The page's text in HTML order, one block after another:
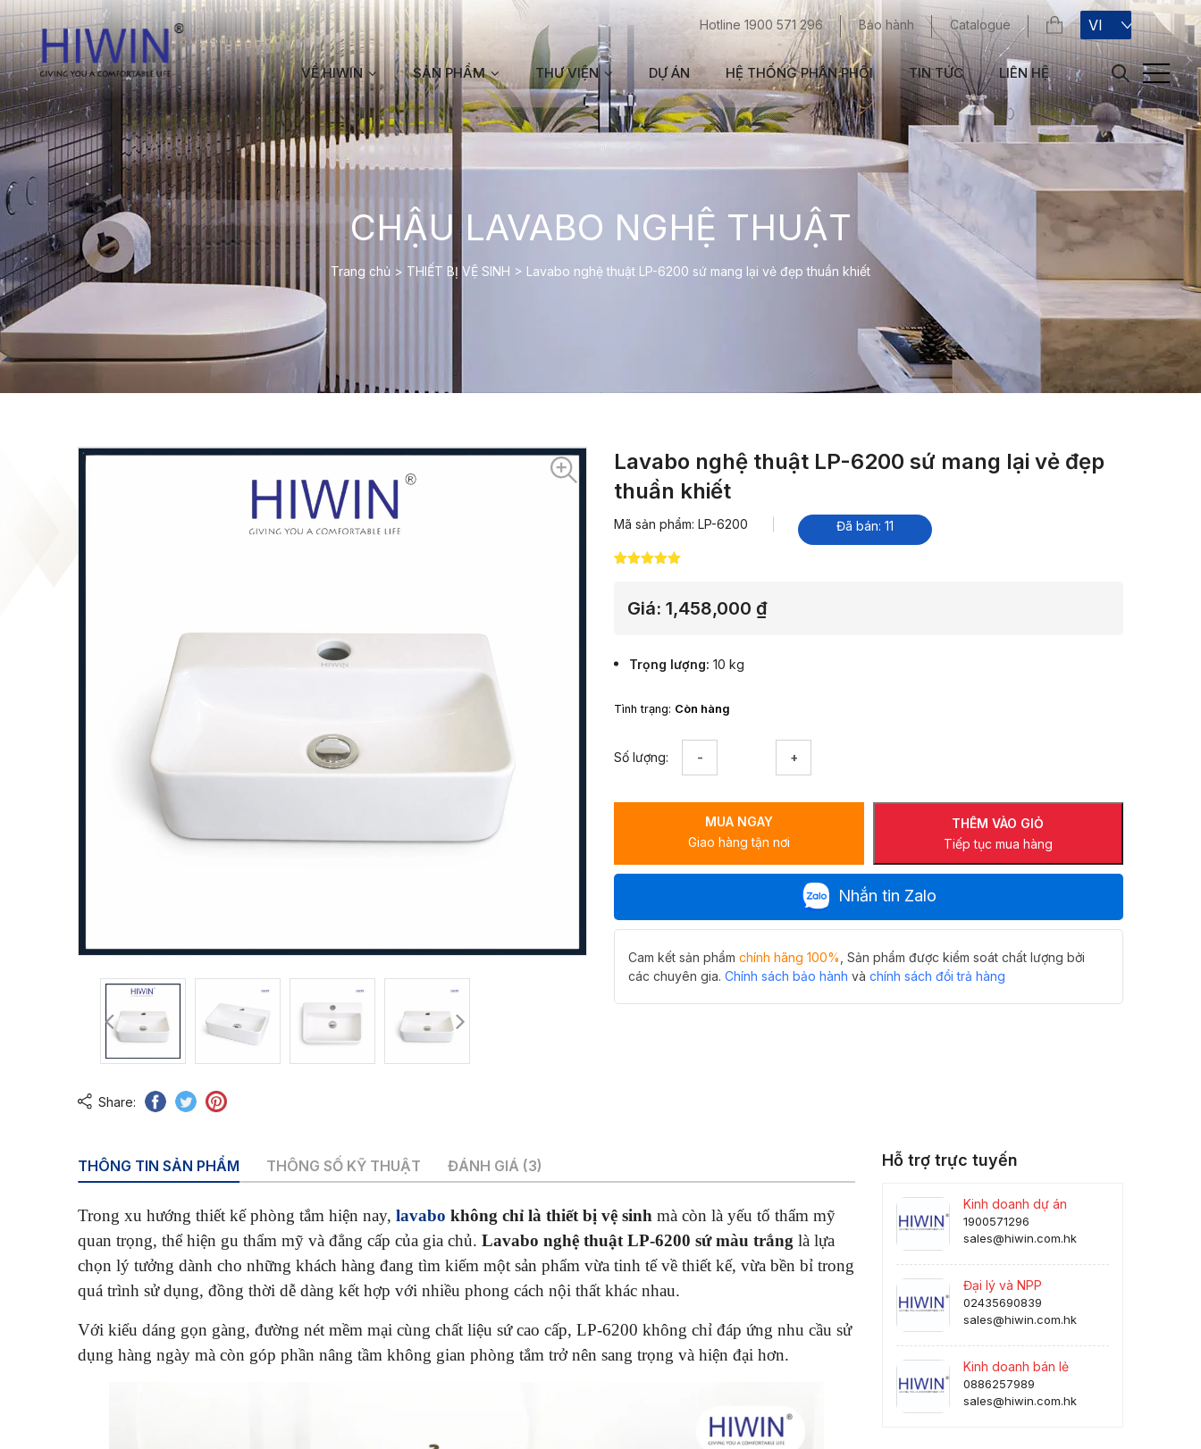
Hotline 1900 571 296 Bảo hành Catalogue VI
VỀ HIWIN SẢN PHẨM THƯ VIỆN DỰ ÁN HỆ THỐNG PHÂN PHỐI TIN TỨC LIÊN HỆ
CHẬU LAVABO NGHỆ THUẬT
Trang chủ > THIẾT BỊ VỆ SINH > Lavabo nghệ thuật LP-6200 sứ mang lại vẻ đẹp thuần khiết
Share:
Lavabo nghệ thuật LP-6200 sứ mang lại vẻ đẹp
thuần khiết
Mã sản phẩm: LP-6200 Đã bán: 11
đánh giá
Giá: 1,458,000 ₫
Trọng lượng 10 kg
Tình trạng: Còn hàng
Số lượng:
LP-
6200
sứ
đẹp
khiết
số
THÊM VÀO GIỎ
Tiếp tục mua hàng
MUA NGAY
Giao hàng tận nơi
Nhắn tin Zalo
Cam kết sản phẩm chính hãng 100% , Sản phẩm được kiểm soát chất lượng bởi
các chuyên gia. Chính sách bảo hành và chính sách đổi trả hàng
THÔNG TIN SẢN PHẨM THÔNG SỐ KỸ THUẬT ĐÁNH GIÁ (3)
Trong xu hướng thiết kế phòng tắm hiện nay, lavabo không chỉ là thiết bị vệ sinh mà còn là yếu tố thẩm mỹ
quan trọng, thể hiện gu thẩm mỹ và đẳng cấp của gia chủ. Lavabo nghệ thuật LP-6200 sứ màu trắng là lựa
chọn lý tưởng dành cho những khách hàng đang tìm kiếm một sản phẩm vừa tinh tế về thiết kế, vừa bền bỉ trong
quá trình sử dụng, đồng thời dễ dàng kết hợp với nhiều phong cách nội thất khác nhau.
Với kiểu dáng gọn gàng, đường nét mềm mại cùng chất liệu sứ cao cấp, LP-6200 không chỉ đáp ứng nhu cầu sử
dụng hàng ngày mà còn góp phần nâng tầm không gian phòng tắm trở nên sang trọng và hiện đại hơn.
Hỗ trợ trực tuyến
Kinh doanh dự án
1900571296
sales@hiwin.com.hk
Đại lý và NPP
02435690839
sales@hiwin.com.hk
Kinh doanh bán lẻ
0886257989
sales@hiwin.com.hk